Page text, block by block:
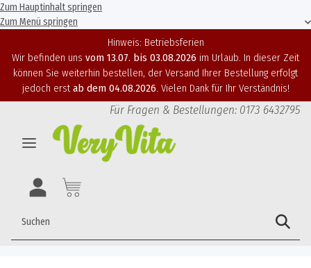
Zum Hauptinhalt springen
Zum Menü springen
Hinweis: Betriebsferien
Wir befinden uns vom 13.07. bis 03.08.2026 im Urlaub. In dieser Zeit
können Sie weiterhin bestellen, der Versand Ihrer Bestellung erfolgt
jedoch erstab dem 04.08.2026. Vielen Dank für Ihr Verständnis!
Für Fragen & Bestellungen: 0173 6432795